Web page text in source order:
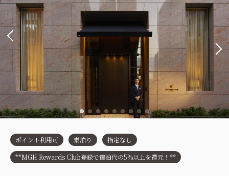
ポイント利用可 素泊り
指定なし
**MGH Rewards Club登録で宿泊代の5%以上を還元！**